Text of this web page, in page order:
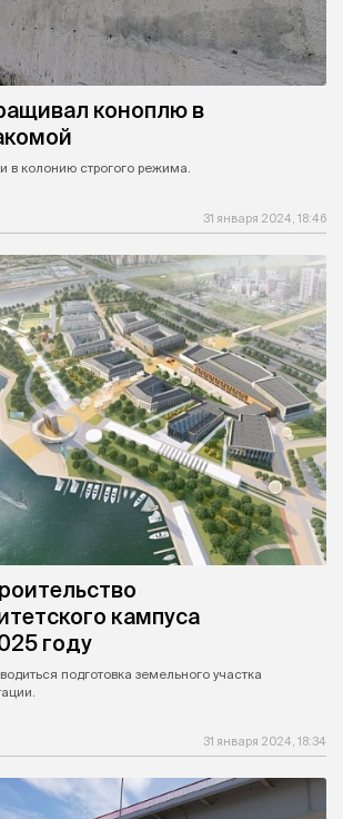
коноплю в
в колонию строгого режима.
31 января 2024, 18:46
кампуса
году
подготовка земельного участка
31 января 2024, 18:34